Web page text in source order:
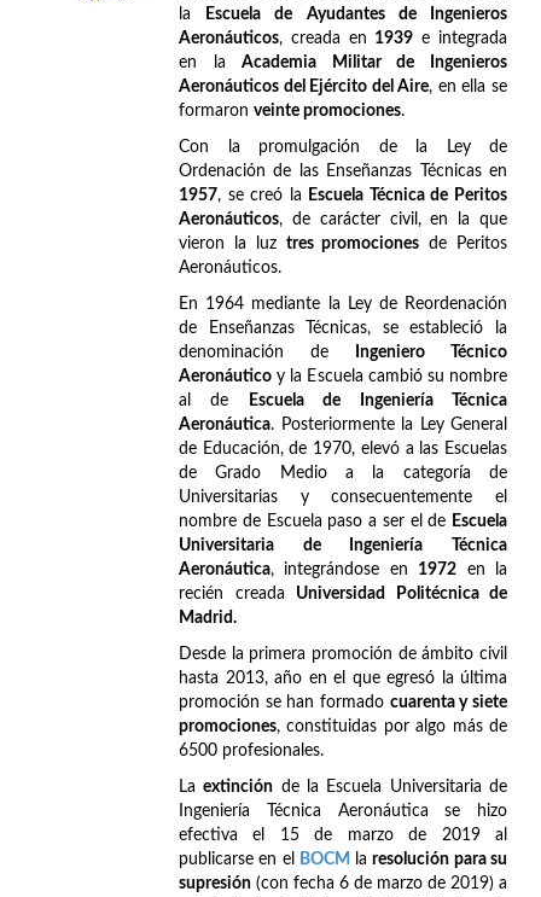
la
Escuela de Ayudantes de Ingenieros
Aeronáuticos, creada en 1939 e integrada
en laAcademia Militar de Ingenieros
Aeronáuticos del Ejército del Aire, en ella se
formaron veinte promociones.
Con la promulgación de la Ley de
Ordenación de las Enseñanzas Técnicas en
1957, se creó la
Escuela Técnica de Peritos
Aeronáuticos, de carácter civil, en la que
vieron la luz tres promociones de Peritos
Aeronáuticos.
En 1964 mediante la Ley de Reordenación
de Enseñanzas Técnicas, se estableció la
denominación de
Ingeniero Técnico
Aeronáutico y la Escuela cambió su nombre
al de
Escuela de Ingeniería Técnica
Aeronáutica. Posteriormente la Ley General
de Educación, de 1970, elevó a las Escuelas
de Grado Medio a la categoría de
Universitarias y consecuentemente el
nombre de Escuela paso a ser el de Escuela
Universitaria de Ingeniería Técnica
Aeronáutica, integrándose en 1972 en la
recién creada Universidad Politécnica de
Madrid.
Desde la primera promoción de ámbito civil
hasta 2013, año en el que egresó la última
promoción se han formado cuarenta y siete
promociones, constituidas por algo más de
6500 profesionales.
Laextinción de la Escuela Universitaria de
Ingeniería Técnica Aeronáutica se hizo
efectiva el 15 de marzo de 2019 al
publicarse en el
BOCM laresolución para su
supresión (con fecha 6 de marzo de 2019) a